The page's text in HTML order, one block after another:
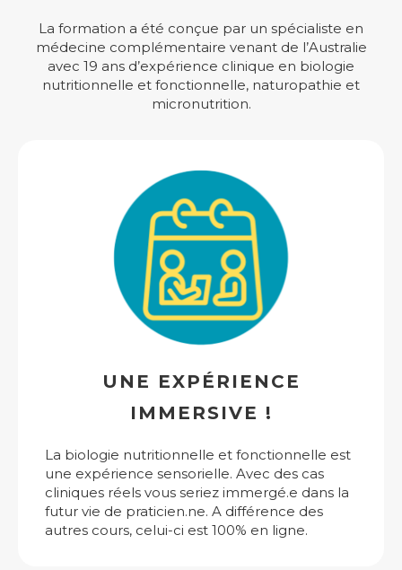
La formation a été conçue par un spécialiste en
médecine complémentaire venant de l’Australie
avec 19 ans d’expérience clinique en biologie
nutritionnelle et fonctionnelle, naturopathie et
micronutrition.
UNE EXPÉRIENCE
IMMERSIVE !
La biologie nutritionnelle et fonctionnelle est
une expérience sensorielle. Avec des cas
cliniques réels vous seriez immergé.e dans la
futur vie de praticien.ne. A différence des
autres cours, celui-ci est 100% en ligne.